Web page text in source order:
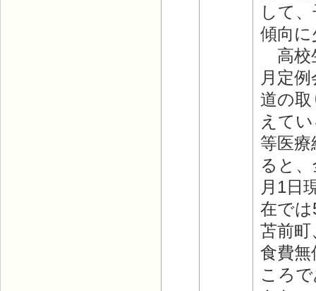
して
傾向
高校
月定
道の
えて
等医
ると
月1日
在で
苫前
食費
ころ